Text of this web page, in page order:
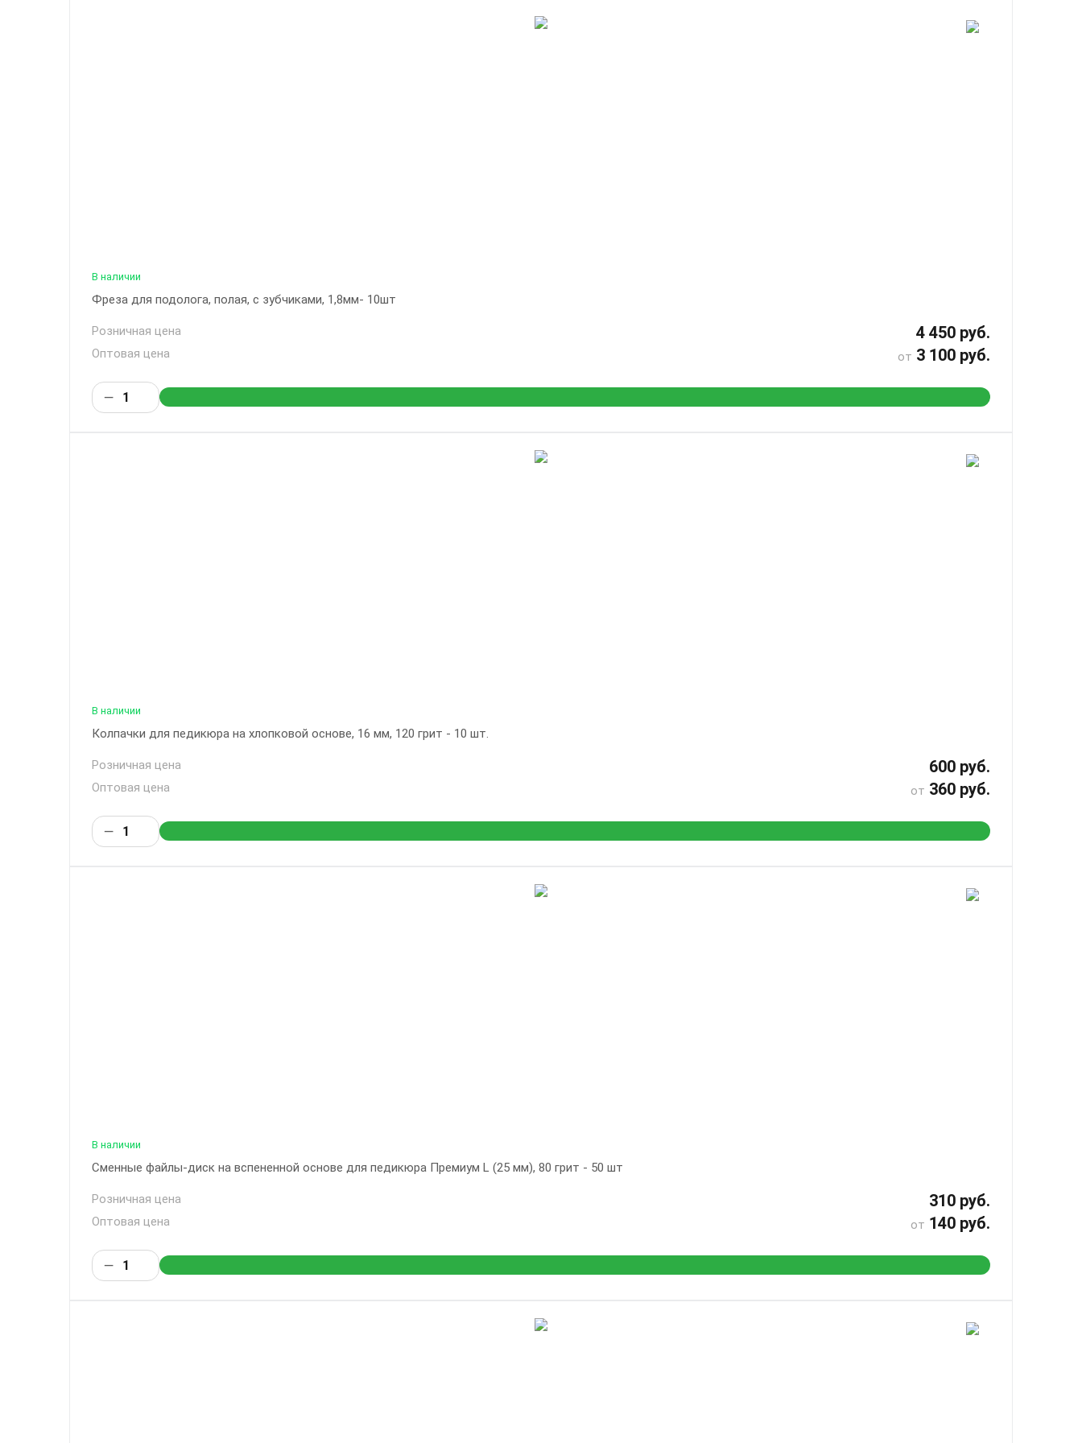
В наличии
Фреза для подолога, полая, с зубчиками, 1,8мм- 10шт
Розничная цена 4 450 руб.
Оптовая цена от 3 100 руб.
В наличии
Колпачки для педикюра на хлопковой основе, 16 мм, 120 грит - 10 шт.
Розничная цена 600 руб.
Оптовая цена от 360 руб.
В наличии
Сменные файлы-диск на вспененной основе для педикюра Премиум L (25 мм), 80 грит - 50 шт
Розничная цена 310 руб.
Оптовая цена от 140 руб.